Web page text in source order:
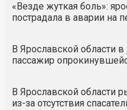
«Везде жуткая боль»:
пострадала в аварии на
В Ярославской области
пассажир
В Ярославской области
из-за отсутствия